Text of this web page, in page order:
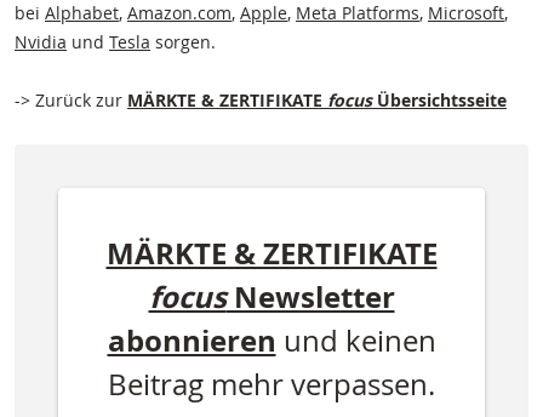
bei Alphabet, Amazon.com, Apple, Meta Platforms, Microsoft,
Nvidia und Tesla sorgen.
-> Zurück zur MÄRKTE & ZERTIFIKATE focusÜbersichtsseite
MÄRKTE & ZERTIFIKATE
focusNewsletter
abonnieren und keinen
Beitrag mehr verpassen.